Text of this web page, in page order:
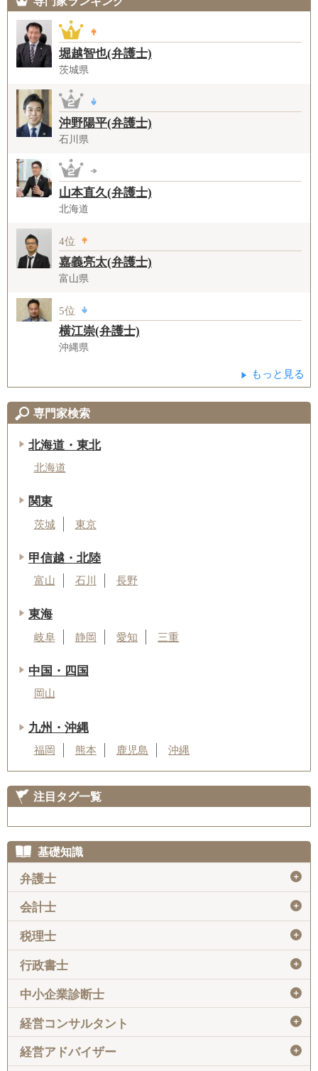
堀越智也(弁護士)
茨城県
沖野陽平(弁護士)
石川県
山本直久(弁護士)
北海道
4位
嘉義亮太(弁護士)
富山県
5位
横江崇(弁護士)
沖縄県
もっと見る
専門家検索
北海道・東北
北海道
関東
茨城 東京
甲信越・北陸
富山 石川 長野
東海
岐阜 静岡 愛知 三重
中国・四国
岡山
九州・沖縄
福岡 熊本 鹿児島 沖縄
注目タグ一覧
基礎知識
弁護士 ＋
会計士 ＋
税理士 ＋
行政書士 ＋
中小企業診断士 ＋
経営コンサルタント ＋
経営アドバイザー ＋